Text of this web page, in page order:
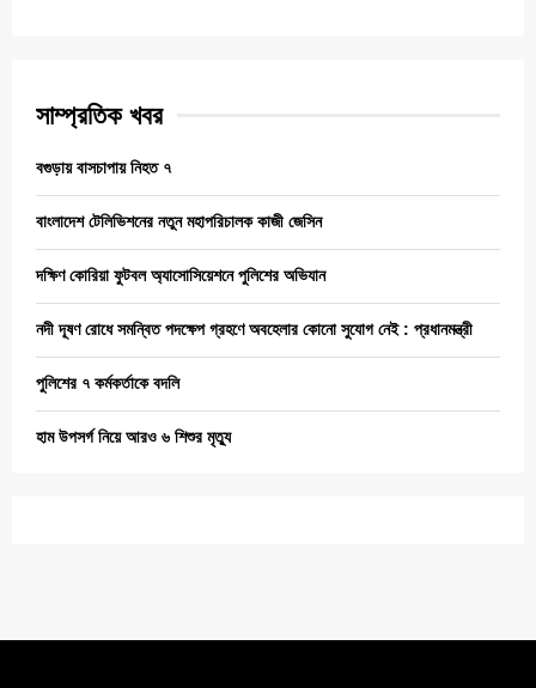
সাম্প্রতিক খবর
বগুড়ায় বাসচাপায় নিহত ৭
বাংলাদেশ টেলিভিশনের নতুন মহাপরিচালক কাজী জেসিন
দক্ষিণ কোরিয়া ফুটবল অ্যাসোসিয়েশনে পুলিশের অভিযান
নদী দূষণ রোধে সমন্বিত পদক্ষেপ গ্রহণে অবহেলার কোনো সুযোগ নেই : প্রধানমন্ত্রী
পুলিশের ৭ কর্মকর্তাকে বদলি
হাম উপসর্গ নিয়ে আরও ৬ শিশুর মৃত্যু